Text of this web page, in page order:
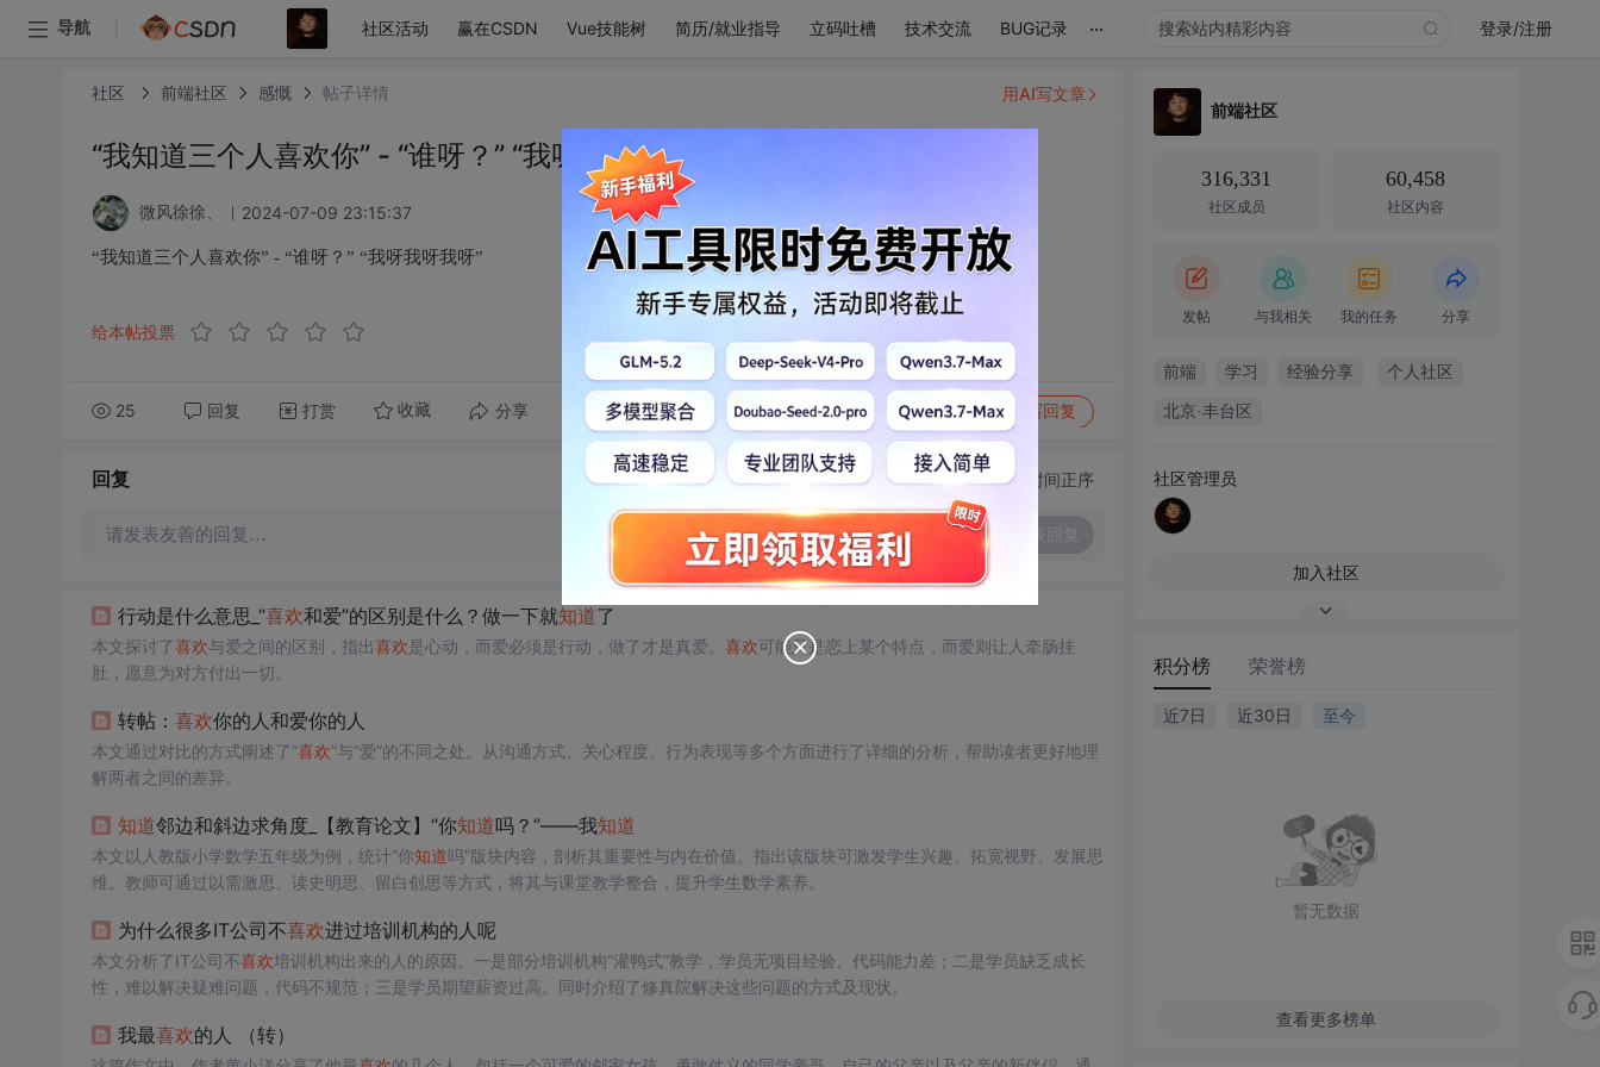
导航 社区活动 赢在CSDN Vue技能树 简历/就业指导 立码吐槽 技术交流 BUG记录 ... 登录/注册
社区 前端社区 感慨 帖子详情
“我知道三个人喜欢你” - “谁呀？” “我呀我呀我呀”
微风徐徐、 2024-07-09 23:15:37
“我知道三个人喜欢你” - “谁呀？” “我呀我呀我呀”
给本帖投票
25 回复 打赏 收藏 分享 转发到动态 举报 写回复
用AI写文章
回复 切换为时间正序
请发表友善的回复…
行动是什么意思_“喜欢和爱”的区别是什么？做一下就知道了
本文探讨了喜欢与爱之间的区别，指出喜欢是心动，而爱必须是行动，做了才是真爱。 喜欢可能只是恋上某个特点，而爱则让人牵肠挂
肚，愿意为对方付出一切。
转帖： 喜欢你的人和爱你的人
本文通过对比的方式阐述了“喜欢”与“爱”的不同之处。从沟通方式、关心程度、行为表现等多个方面进行了详细的分析，帮助读者更好地理
解两者之间的差异。
知道邻边和斜边求角度_【教育论文】“你知道吗？”——我知道
本文以人教版小学数学五年级为例，统计“你知道吗”版块内容，剖析其重要性与内在价值。指出该版块可激发学生兴趣、拓宽视野、发展思
维。教师可通过以需激思、读史明思、留白创思等方式，将其与课堂教学整合，提升学生数学素养。
为什么很多IT公司不喜欢进过培训机构的人呢
本文分析了IT公司不喜欢培训机构出来的人的原因。一是部分培训机构“灌鸭式”教学，学员无项目经验、代码能力差；二是学员缺乏成长
性，难以解决疑难问题，代码不规范；三是学员期望薪资过高。同时介绍了修真院解决这些问题的方式及现状。
我最喜欢的人 （转）
前端社区
316,331
社区成员
60,458
社区内容
发帖 与我相关 我的任务 分享
前端 学习 经验分享 个人社区
北京·丰台区
社区管理员
加入社区
积分榜 荣誉榜
近7日 近30日 至今
暂无数据
查看更多榜单